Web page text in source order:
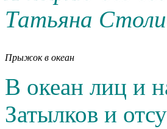
Татьяна
Прыжок в океан
В океан лиц и
Затылков и